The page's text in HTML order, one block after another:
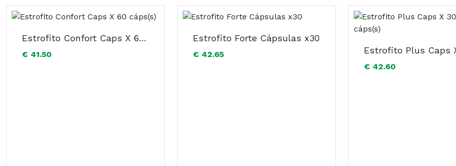
Estrofito Confort Caps X 60 cáps(s)
€ 41.50
Estrofito Forte Cápsulas x30
€ 42.65
€ 42.60